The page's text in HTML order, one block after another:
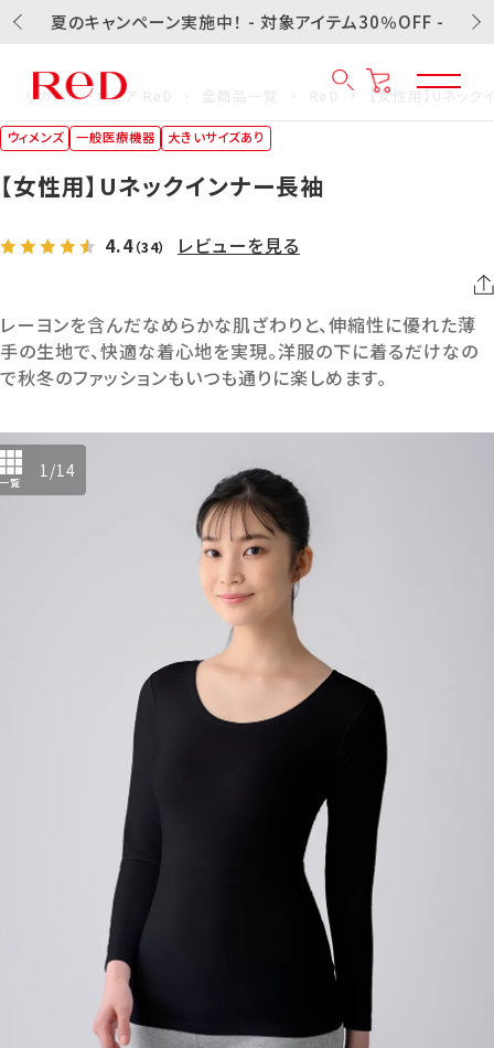
夏のキャンペーン実施中！ - 対象アイテム30％OFF -
リカバリーウェア ReD 【女性用】Uネッ
ウィメンズ 一般医療機器 大きいサイズあり
【女性用】Uネックインナー長袖
4.4（34） レビューを見る
レーヨンを含んだなめらかな肌ざわりと、伸縮性に優れた薄
手の生地で、快適な着心地を実現。洋服の下に着るだけなの
で秋冬のファッションもいつも通りに楽しめます。
一覧
1/14